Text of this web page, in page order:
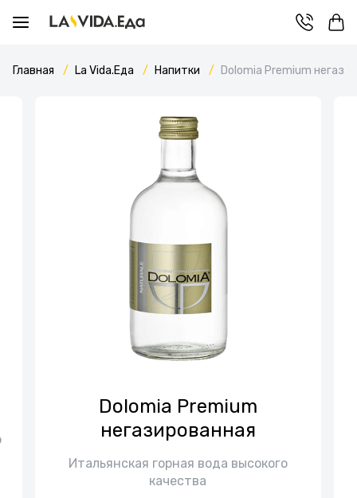
Главная La Vida.Еда Напитки Dolomia Premium
Dolomia Premium
негазированная
Итальянская горная вода высокого
качества